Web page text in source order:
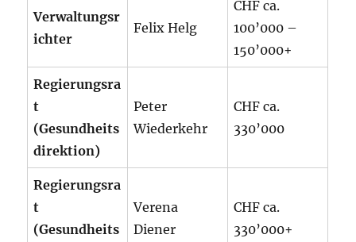
Verwaltungsr
ichter
Felix Helg
CHF ca.
100’000 –
150’000+
Regierungsra
t
(Gesundheits
direktion)
Peter
Wiederkehr
CHF ca.
330’000
Regierungsra
t
(Gesundheits
Verena
Diener
CHF ca.
330’000+